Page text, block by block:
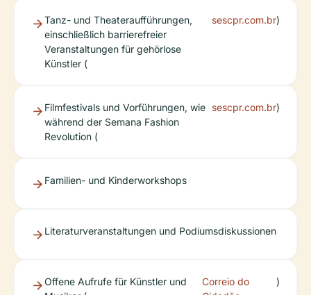
Tanz- und Theateraufführungen,
einschließlich barrierefreier
Veranstaltungen für gehörlose
Künstler (
sescpr.com.br)
Filmfestivals und Vorführungen, wie
während der Semana Fashion
Revolution (
sescpr.com.br)
Familien- und Kinderworkshops
Literaturveranstaltungen und Podiumsdiskussionen
Offene Aufrufe für Künstler und
Correio do
)